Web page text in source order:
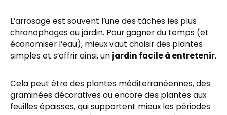
L’arrosage est souvent l’une des tâches les plus
chronophages au jardin. Pour gagner du temps (et
économiser l’eau), mieux vaut choisir des plantes
simples et s’offrir ainsi, un jardin facile à entretenir.
Cela peut être des plantes méditerranéennes, des
graminées décoratives ou encore des plantes aux
feuilles épaisses, qui supportent mieux les périodes